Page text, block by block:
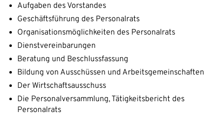
Aufgaben des Vorstandes
Geschäftsführung des Personalrats
Organisationsmöglichkeiten des Personalrats
Dienstvereinbarungen
Beratung und Beschlussfassung
Bildung von Ausschüssen und Arbeitsgemeinschaften
Der Wirtschaftsausschuss
Die Personalversammlung, Tätigkeitsbericht des
Personalrats